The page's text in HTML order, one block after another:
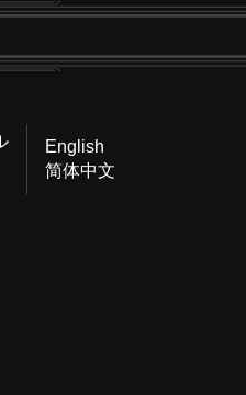
English
简体中文